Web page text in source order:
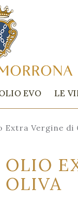
EVO LE
Extra Vergine di
OLIO
OLIVA